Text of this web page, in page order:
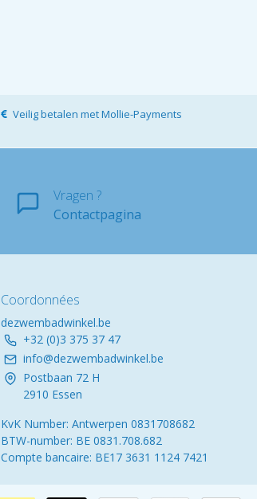
Veilig betalen met Mollie-Payments
Vragen ?
Contactpagina
Coordonnées
dezwembadwinkel.be
+32 (0)3 375 37 47
info@dezwembadwinkel.be
Postbaan 72 H
2910 Essen
KvK Number: Antwerpen 0831708682
BTW-number: BE 0831.708.682
Compte bancaire: BE17 3631 1124 7421